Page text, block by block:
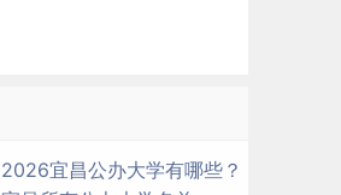
2026宜昌公办大学有哪些？